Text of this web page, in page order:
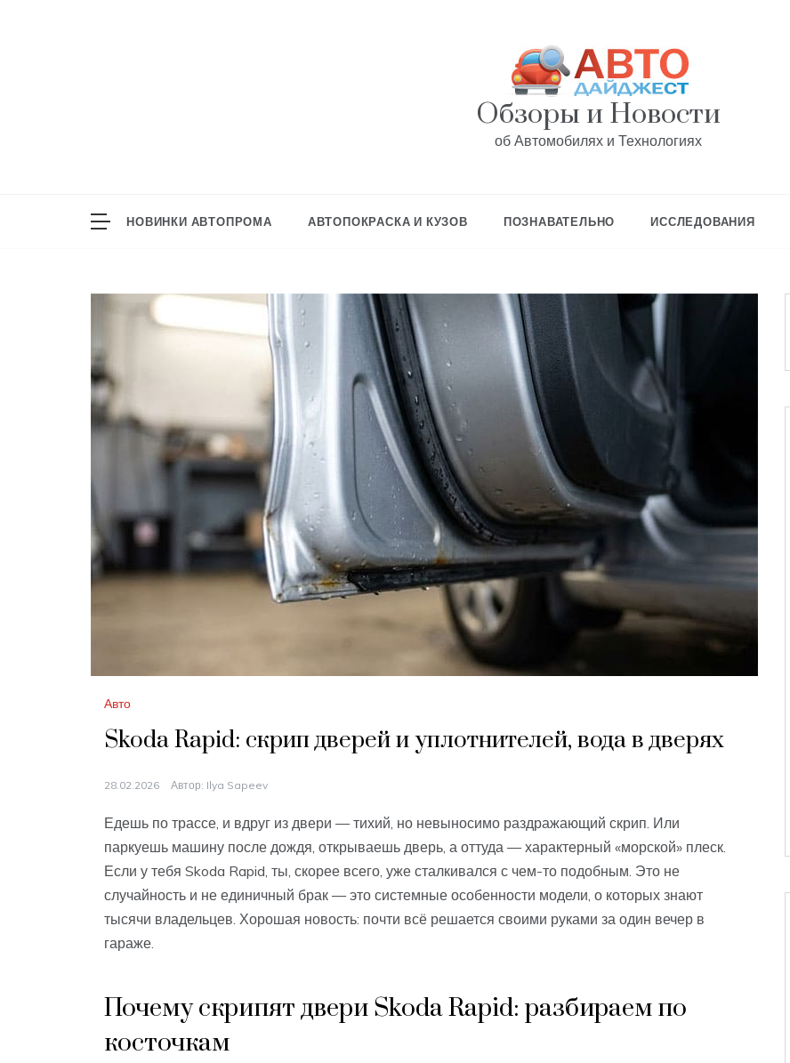
Обзоры и Новости
об Автомобилях и Технологиях
НОВИНКИ АВТОПРОМА АВТОПОКРАСКА И КУЗОВ ПОЗНАВАТЕЛЬНО ИССЛЕДОВАНИЯ
Авто
Skoda Rapid: скрип дверей и уплотнителей, вода в дверях
28.02.2026 Автор: Ilya Sapeev
Едешь по трассе, и вдруг из двери — тихий, но невыносимо раздражающий скрип. Или
паркуешь машину после дождя, открываешь дверь, а оттуда — характерный «морской» плеск.
Если у тебя Skoda Rapid, ты, скорее всего, уже сталкивался с чем-то подобным. Это не
случайность и не единичный брак — это системные особенности модели, о которых знают
тысячи владельцев. Хорошая новость: почти всё решается своими руками за один вечер в
гараже.
Почему скрипят двери Skoda Rapid: разбираем по
косточкам